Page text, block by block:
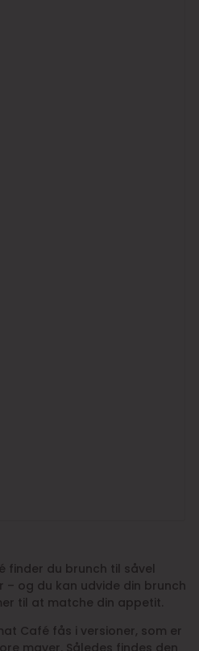
finder du brunch til såvel
og du kan udvide din brunch
til at matche din appetit.
Café fås i versioner, som er
maver. Således findes den